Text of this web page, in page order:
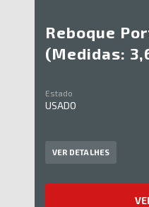
Reboque
(Medidas:
Estado
USADO
VER DETALHES